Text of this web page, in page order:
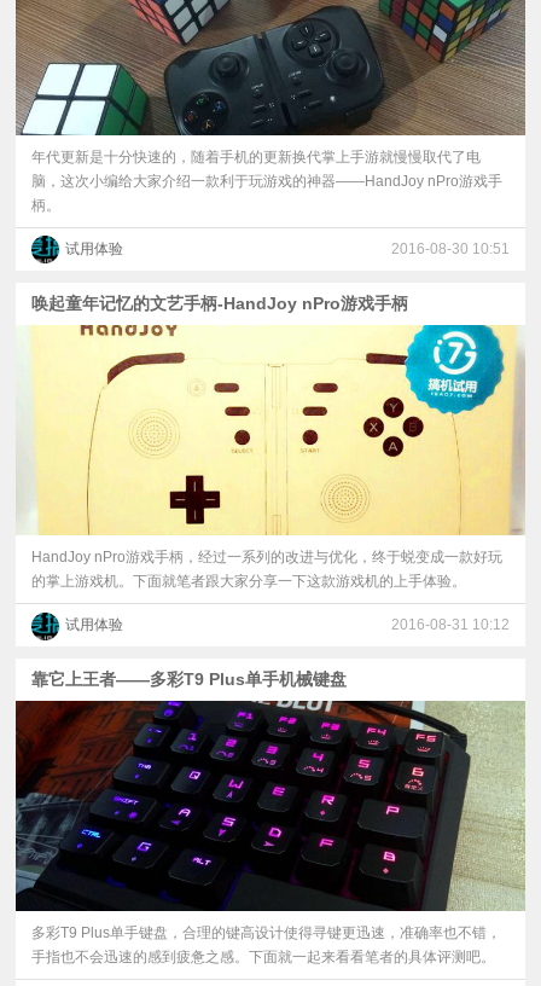
年代更新是十分快速的，随着手机的更新换代掌上手游就慢慢取代了电
脑，这次小编给大家介绍一款利于玩游戏的神器——HandJoy nPro游戏手
柄。
试用体验 2016-08-30 10:51
唤起童年记忆的文艺手柄-HandJoy nPro游戏手柄
HandJoy nPro游戏手柄，经过一系列的改进与优化，终于蜕变成一款好玩
的掌上游戏机。下面就笔者跟大家分享一下这款游戏机的上手体验。
试用体验 2016-08-31 10:12
靠它上王者——多彩T9 Plus单手机械键盘
多彩T9 Plus单手键盘，合理的键高设计使得寻键更迅速，准确率也不错，
手指也不会迅速的感到疲惫之感。下面就一起来看看笔者的具体评测吧。